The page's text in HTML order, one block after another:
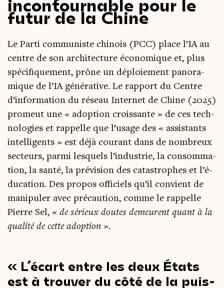
incontournable pour le
futur de la Chine
Le Par­ti com­mu­niste chi­nois (PCC) place l’IA au
centre de son archi­tec­ture éco­no­mique et, plus
spé­ci­fi­que­ment, prône un déploie­ment pano­ra­
mique de l’IA géné­ra­tive. Le rap­port du Centre
d’in­for­ma­tion du réseau Inter­net de Chine (2025)
pro­meut une « adop­tion crois­sante » de ces tech­
no­lo­gies et rap­pelle que l’usage des « assis­tants
intel­li­gents » est déjà cou­rant dans de nom­breux
sec­teurs, par­mi les­quels l’industrie, la consom­ma­
tion, la san­té, la pré­vi­sion des catas­trophes et l’é­
du­ca­tion. Des pro­pos offi­ciels qu’il convient de
mani­pu­ler avec pré­cau­tion, comme le rap­pelle
Pierre Sel, « de sérieux doutes demeurent quant à la
qua­li­té de cette adop­tion ».
L’écart entre les deux États
est à trou­ver du côté de la puis­